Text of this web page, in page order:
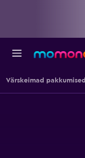
Värskeimad pakkumised